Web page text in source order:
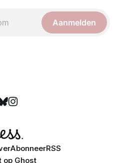
Aanmelden
AbonneerRSS
op Ghost